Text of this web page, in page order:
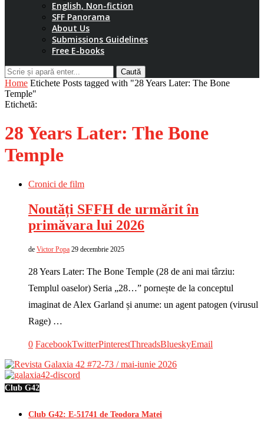
English, Non-fiction
SFF Panorama
About Us
Submissions Guidelines
Free E-books
Caută
Home Etichete Posts tagged with "28 Years Later: The Bone
Temple"
Etichetă:
28 Years Later: The Bone
Temple
Cronici de film
Noutăți SFFH de urmărit în
primăvara lui 2026
de Victor Popa 29 decembrie 2025
28 Years Later: The Bone Temple (28 de ani mai târziu:
Templul oaselor) Seria „28…” pornește de la conceptul
imaginat de Alex Garland și anume: un agent patogen (virusul
Rage) …
0 FacebookTwitterPinterestThreadsBlueskyEmail
Club G42
Club G42: E-51741 de Teodora Matei